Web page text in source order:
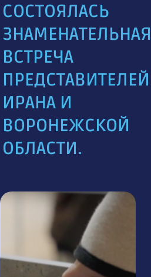
СОСТОЯЛАСЬ
ЗНАМЕНАТЕЛЬНАЯ
ВСТРЕЧА
ПРЕДСТАВИТЕЛЕЙ
ИРАНА И
ВОРОНЕЖСКОЙ
ОБЛАСТИ.